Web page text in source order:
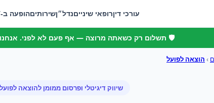
עורכי דיןרופאי שינייםנדל״ןשירותיםהופעה ב-ChatGPT
🛡️ תשלום רק כשאתה מרוצה — אף פעם לא לפני. אנחנו
› הוצאה לפועל
שיווק דיגיטלי ופרסום ממומן להוצאה לפועל